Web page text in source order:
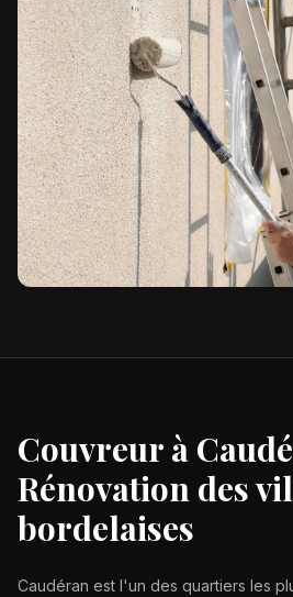
Couvreur à
Rénovation des
bordelaises
Caudéran est l'un des quartiers les